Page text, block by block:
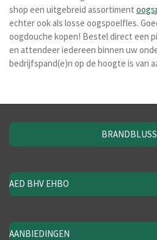
shop een uitgebreid assortiment
echter ook als losse oogspoelfles.
oogdouche kopen! Bestel direct een
en attendeer iedereen binnen uw
bedrijfspand(e)n op de hoogte is van
AED BHV EHBO
AANBIEDINGEN